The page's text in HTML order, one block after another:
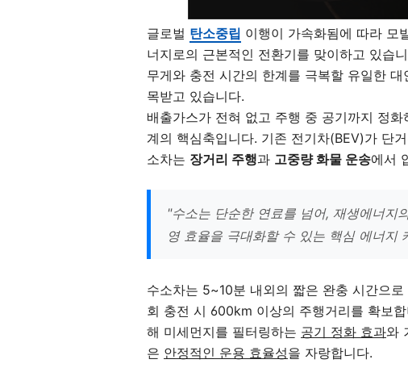
글로벌 탄소중립 이행이 가속화됨에 따라 모
너지로의 근본적인 전환기를 맞이하고 있습
무게와 충전 시간의 한계를 극복할 유일한 대
목받고 있습니다.
배출가스가 전혀 없고 주행 중 공기까지 정
계의 핵심축입니다. 기존 전기차(BEV)가 단
소차는 장거리 주행과 고중량 화물 운송에서
"수소는 단순한 연료를 넘어, 재생에너지
영 효율을 극대화할 수 있는 핵심 에너지
수소차는 5~10분 내외의 짧은 완충 시간으
회 충전 시 600km 이상의 주행거리를 확보
해 미세먼지를 필터링하는 공기 정화 효과와
은 안정적인 운용 효율성을 자랑합니다.